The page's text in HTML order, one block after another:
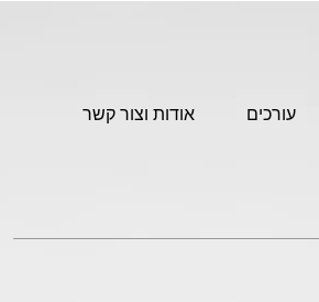
אודות וצור קשר עורכים